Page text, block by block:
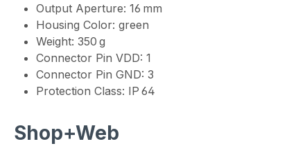
Output Aperture: 16 mm
Housing Color: green
Weight: 350 g
Connector Pin VDD: 1
Connector Pin GND: 3
Protection Class: IP 64
Shop+Web